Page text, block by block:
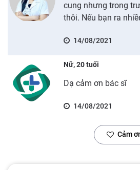
cung nhưng trong
thôi. Nếu bạn ra
14/08/2021
Nữ, 20 tuổi
Dạ cảm ơn bác sĩ
14/08/2021
Cảm